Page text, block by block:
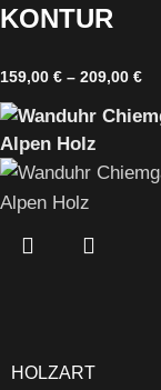
KONTUR
159,00 € – 209,00 €
HOLZART